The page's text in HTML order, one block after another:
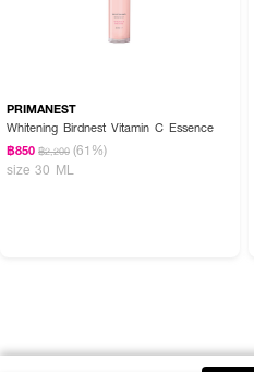
PRIMANEST
Whitening Birdnest Vitamin C Essence
฿850 ฿2,200 (61%)
size 30 ML